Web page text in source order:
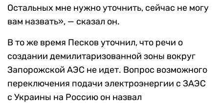
Остальных мне нужно уточнить, сейчас не могу
вам назвать», — сказал он.
В то же время Песков уточнил, что речи о
создании демилитаризованной зоны вокруг
Запорожской АЭС не идет. Вопрос возможного
переключения подачи электроэнергии с ЗАЭС
с Украины на Россию он назвал